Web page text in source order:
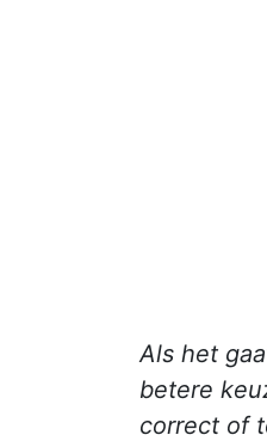
Als het
betere
correct of